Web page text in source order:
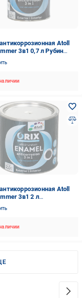
Atoll
3в1 0,7 л Рубин
Atoll
3в1 2 л
(2573842385)